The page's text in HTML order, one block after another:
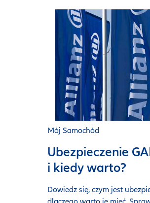
Mój Samochód
Ubezpieczenie
i kiedy warto?
Dowiedz się, czym jest